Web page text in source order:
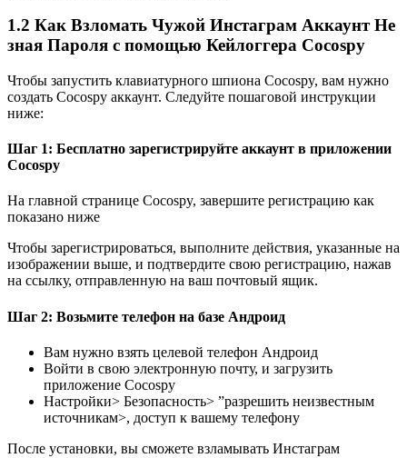
1.2 Как Взломать Чужой Инстаграм Аккаунт Не
зная Пароля с помощью Кейлоггера Cocospy
Чтобы запустить клавиатурного шпиона Cocospy, вам нужно
создать Cocospy аккаунт. Следуйте пошаговой инструкции
ниже:
Шаг 1: Бесплатно зарегистрируйте аккаунт в приложении
Cocospy
На главной странице Cocospy, завершите регистрацию как
показано ниже
Чтобы зарегистрироваться, выполните действия, указанные на
изображении выше, и подтвердите свою регистрацию, нажав
на ссылку, отправленную на ваш почтовый ящик.
Шаг 2: Возьмите телефон на базе Андроид
Вам нужно взять целевой телефон Андроид
Войти в свою электронную почту, и загрузить
приложение Cocospy
Настройки> Безопасность> ”разрешить неизвестным
источникам>, доступ к вашему телефону
После установки, вы сможете взламывать Инстаграм